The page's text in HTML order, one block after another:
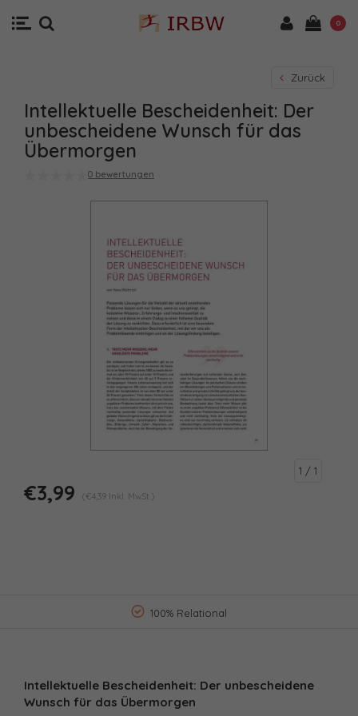
0
Zurück
Intellektuelle Bescheidenheit: Der
unbescheidene Wunsch für das
Übermorgen
0 bewertungen
1 / 1
€3,99 (€4,39 Inkl. MwSt.)
100% Relational
Intellektuelle Bescheidenheit: Der unbescheidene
Wunsch für das Übermorgen